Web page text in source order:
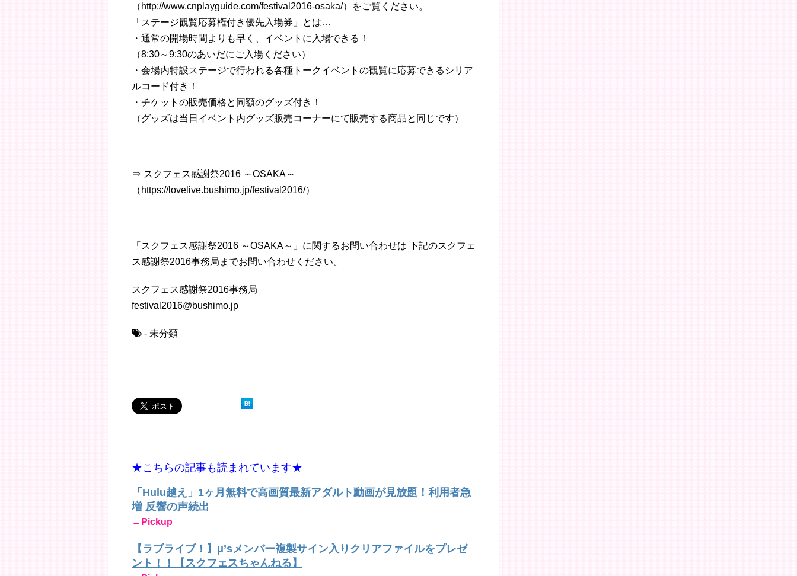
（http://www.cnplayguide.com/festival2016-osaka/）をご覧ください。
「ステージ観覧応募権付き優先入場券」とは…
・通常の開場時間よりも早く、イベントに入場できる！
（8:30～9:30のあいだにご入場ください）
・会場内特設ステージで行われる各種トークイベントの観覧に応募できるシリア
ルコード付き！
・チケットの販売価格と同額のグッズ付き！
（グッズは当日イベント内グッズ販売コーナーにて販売する商品と同じです）
⇒ スクフェス感謝祭2016 ～OSAKA～
（https://lovelive.bushimo.jp/festival2016/）
「スクフェス感謝祭2016 ～OSAKA～」に関するお問い合わせは 下記のスクフェ
ス感謝祭2016事務局までお問い合わせください。
スクフェス感謝祭2016事務局
festival2016@bushimo.jp
- 未分類
★こちらの記事も読まれています★
「Hulu越え」1ヶ月無料で高画質最新アダルト動画が見放題！利用者急
増 反響の声続出
←Pickup
【ラブライブ！】μ’sメンバー複製サイン入りクリアファイルをプレゼ
ント！！【スクフェスちゃんねる】